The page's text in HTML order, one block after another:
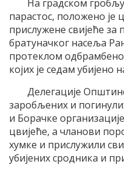
На градском
парастос, положено је
прислужене свијеће за
братуначког насеља
протеклом
којих је седам
Делегације
заробљених и
и Борачке
цвијеће, а чланови
хумке и прислужили
убијених сродника и